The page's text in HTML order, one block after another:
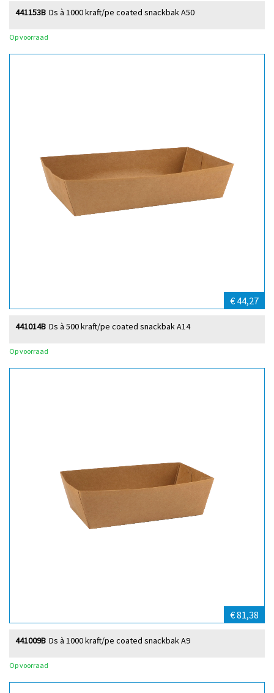
Ds à 1000 kraft/pe coated snackbak A50
441153B
Op voorraad
€ 44,27
Ds à 500 kraft/pe coated snackbak A14
441014B
Op voorraad
€ 81,38
Ds à 1000 kraft/pe coated snackbak A9
441009B
Op voorraad